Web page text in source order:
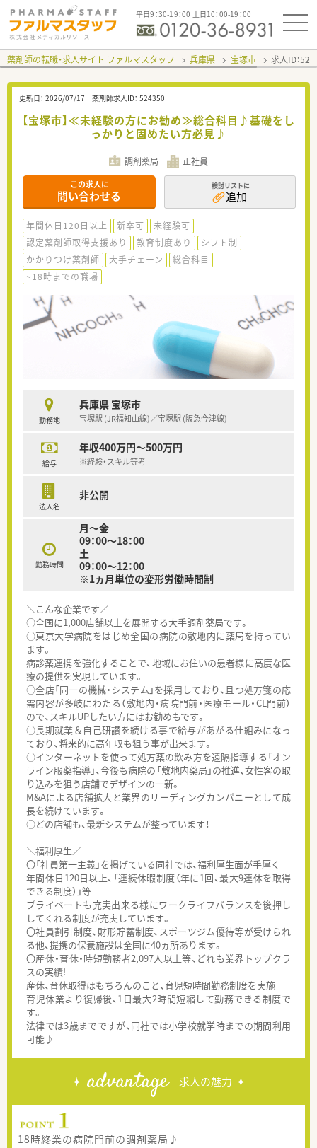
平日9：30-19：00 土日10：00-19：00
薬剤師の転職・求人サイト ファルマスタッフ 兵庫県 宝塚市 求人ID：
更新日： 2026/07/17 薬剤師求人ID： 524350
【宝塚市】≪未経験の方にお勧め≫総合科目♪基礎をし
っかりと固めたい方必見♪
調剤薬局 正社員
この求人に
問い合わせる
検討リストに
追加
年間休日120日以上 新卒可
未経験可
認定薬剤師取得支援あり
教育制度あり
シフト制
かかりつけ薬剤師
大手チェーン
総合科目
~18時までの職場
勤務地
兵庫県 宝塚市
宝塚駅 (JR福知山線)／宝塚駅 (阪急今津線)
給与
年収400万円～500万円
※経験・スキル等考
法人名
非公開
勤務時間
月～金
09：00～18：00
土
09：00～12：00
※1ヵ月単位の変形労働時間制
＼こんな企業です／
○全国に1,000店舗以上を展開する大手調剤薬局です。
○東京大学病院をはじめ全国の病院の敷地内に薬局を持ってい
ます。
病診薬連携を強化することで、地域にお住いの患者様に高度な医
療の提供を実現しています。
○全店「同一の機械・システム」を採用しており、且つ処方箋の応
需内容が多岐にわたる（敷地内・病院門前・医療モール・CL門前）
ので、スキルUPしたい方にはお勧めもです。
○長期就業＆自己研讃を続ける事で給与があがる仕組みになっ
ており、将来的に高年収も狙う事が出来ます。
○インターネットを使って処方薬の飲み方を遠隔指導する「オン
ライン服薬指導」、今後も病院の「敷地内薬局」の推進、女性客の取
り込みを狙う店舗でデザインの一新。
M&Aによる店舗拡大と業界のリーディングカンパニーとして成
長を続けています。
○どの店舗も、最新システムが整っています！
＼福利厚生／
〇「社員第一主義」を掲げている同社では、福利厚生面が手厚く
年間休日120日以上、「連続休暇制度（年に1回、最大9連休を取得
できる制度）」等
プライベートも充実出来る様にワークライフバランスを後押し
してくれる制度が充実しています。
〇社員割引制度、財形貯蓄制度、スポーツジム優待等が受けられ
る他、提携の保養施設は全国に40ヵ所あります。
〇産休・育休・時短勤務者2,097人以上等、どれも業界トップクラ
スの実績!
産休、育休取得はもちろんのこと、育児短時間勤務制度を実施
育児休業より復帰後、1日最大2時間短縮して勤務できる制度で
す。
法律では3歳までですが、同社では小学校就学時までの期間利用
可能♪
advantage 求人の魅力
18時終業の病院門前の調剤薬局♪